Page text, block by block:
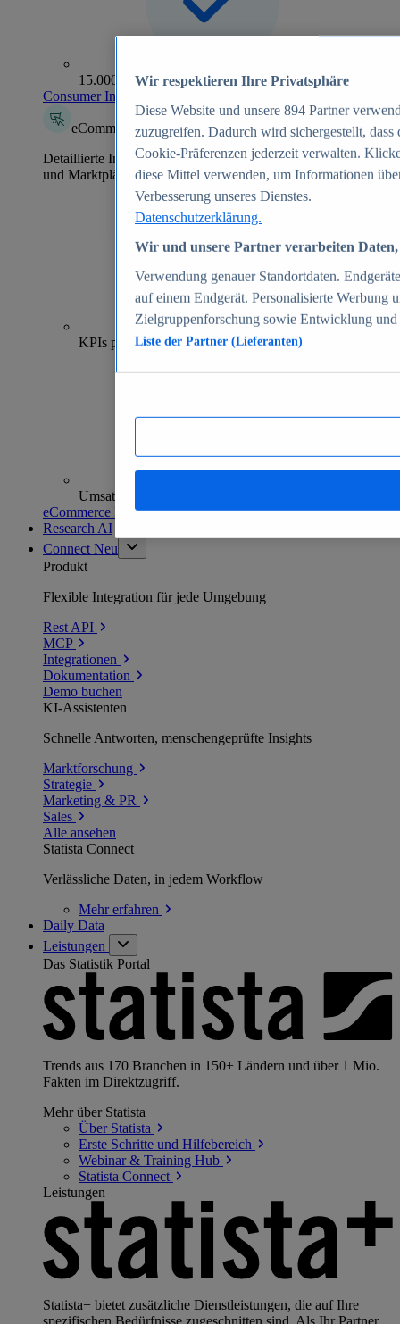
15.000+ Marken
Consumer Insights entdecken
eCommerce Insights
Detaillierte Informationen zu mehr als 39.000 Online-Shops
und Marktplätzen
70+
KPIs pro Shop
Umsatzanalysen und -prognosen
eCommerce Insights entdecken
Research AI
Connect Neu
Produkt
Flexible Integration für jede Umgebung
Rest API
MCP
Integrationen
Dokumentation
Demo buchen
KI-Assistenten
Schnelle Antworten, menschengeprüfte Insights
Marktforschung
Strategie
Marketing & PR
Sales
Alle ansehen
Statista Connect
Verlässliche Daten, in jedem Workflow
Mehrerfahren
Daily Data
Leistungen
Das Statistik Portal
Trends aus 170 Branchen in 150+ Ländern und über 1 Mio.
Fakten im Direktzugriff.
Mehr über Statista
Über Statista
Erste Schritte und Hilfebereich
Webinar & Training Hub
Statista Connect
Leistungen
Statista+ bietet zusätzliche Dienstleistungen, die auf Ihre
spezifischen Bedürfnisse zugeschnitten sind. Als Ihr Partner
Wir respektieren Ihre Privatsphäre
Diese Website und unsere 894 Partner
zuzugreifen. Dadurch wird sichergestellt,
Cookie-Präferenzen jederzeit verwalten.
diese Mittel verwenden, um Informationen
Verbesserung unseres Dienstes.
Datenschutzerklärung.
Wir und unsere Partner verarbeiten
Verwendung genauer Standortdaten.
auf einem Endgerät. Personalisierte Werbung
Zielgruppenforschung sowie Entwicklung
Liste der Partner (Lieferanten)